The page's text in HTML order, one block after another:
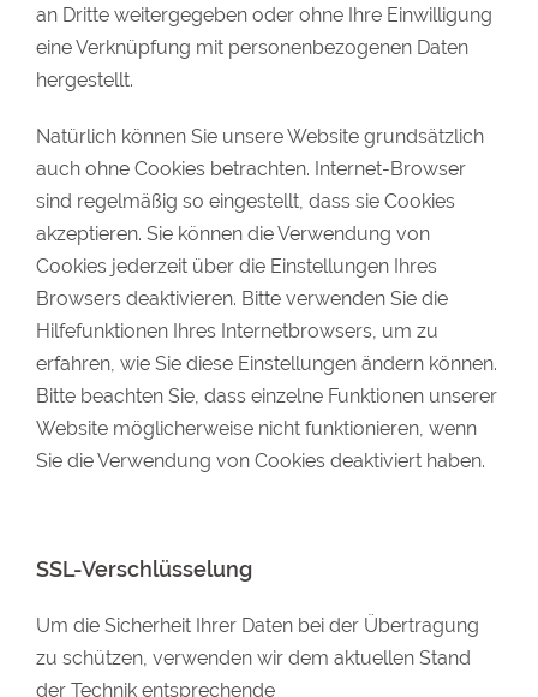
an Dritte weitergegeben oder ohne Ihre Einwilligung
eine Verknüpfung mit personenbezogenen Daten
hergestellt.
Natürlich können Sie unsere Website grundsätzlich
auch ohne Cookies betrachten. Internet-Browser
sind regelmäßig so eingestellt, dass sie Cookies
akzeptieren. Sie können die Verwendung von
Cookies jederzeit über die Einstellungen Ihres
Browsers deaktivieren. Bitte verwenden Sie die
Hilfefunktionen Ihres Internetbrowsers, um zu
erfahren, wie Sie diese Einstellungen ändern können.
Bitte beachten Sie, dass einzelne Funktionen unserer
Website möglicherweise nicht funktionieren, wenn
Sie die Verwendung von Cookies deaktiviert haben.
SSL-Verschlüsselung
Um die Sicherheit Ihrer Daten bei der Übertragung
zu schützen, verwenden wir dem aktuellen Stand
der Technik entsprechende